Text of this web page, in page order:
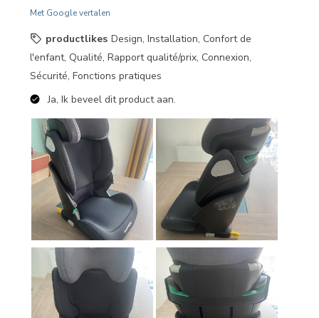
Met Google vertalen
productlikes Design, Installation, Confort de
l'enfant, Qualité, Rapport qualité/prix, Connexion,
Sécurité, Fonctions pratiques
Ja, Ik beveel dit product aan.